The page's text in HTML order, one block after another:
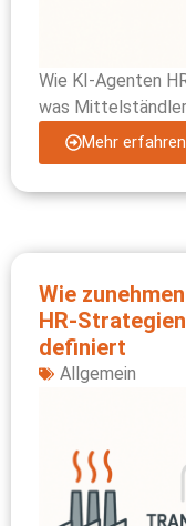
Wie KI-Agenten
was Mittelständler
Mehr erfahren
Wie
definiert
Allgemein